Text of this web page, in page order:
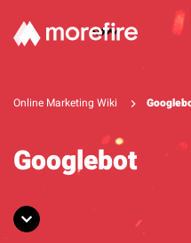
Lösungen
Referenzen
Online Marketing Wiki
Googlebot